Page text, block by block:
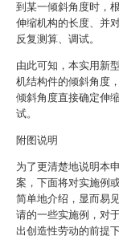
到某一倾斜角度时，
伸缩机构的长度、并
反复测算、调试。
由此可知，本实用新
机结构件的倾斜角度
倾斜角度直接确定伸
试。
附图说明
为了更清楚地说明本
案，下面将对实施例
简单地介绍，显而易
请的一些实施例，对
出创造性劳动的前提